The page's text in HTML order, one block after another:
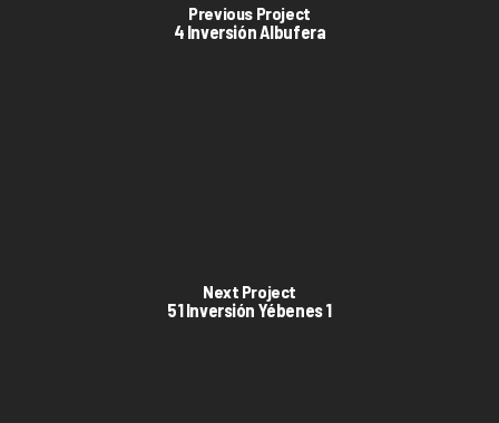
Previous Project
4 Inversión Albufera
Next Project
51 Inversión Yébenes 1